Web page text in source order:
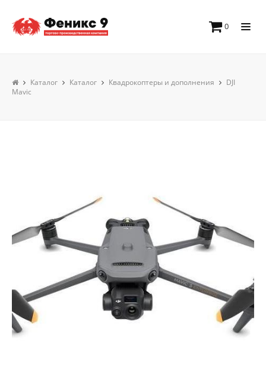
0
Каталог Каталог Квадрокоптеры и дополнения
DJI
Mavic